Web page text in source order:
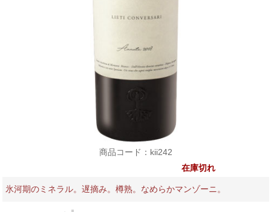
商品コード：kii242
在庫切れ
氷河期のミネラル。遅摘み。樽熟。なめらかマンゾーニ。